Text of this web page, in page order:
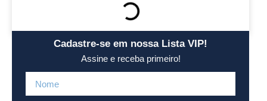
Cadastre-se em nossa Lista VIP!
Assine e receba primeiro!